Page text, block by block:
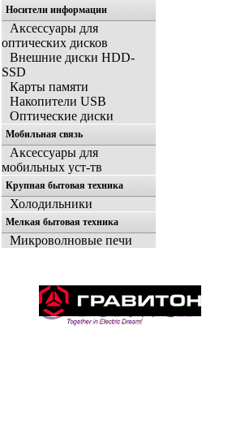
Носители информации
Аксессуары для
оптических дисков
Внешние диски HDD-
SSD
Карты памяти
Накопители USB
Оптические диски
Мобильная связь
Аксессуары для
мобильных уст-тв
Крупная бытовая техника
Холодильники
Мелкая бытовая техника
Микроволновые печи